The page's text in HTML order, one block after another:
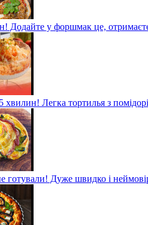
Додайте у форшмак це,
хвилин! Легка тортилья з
готували! Дуже швидко і